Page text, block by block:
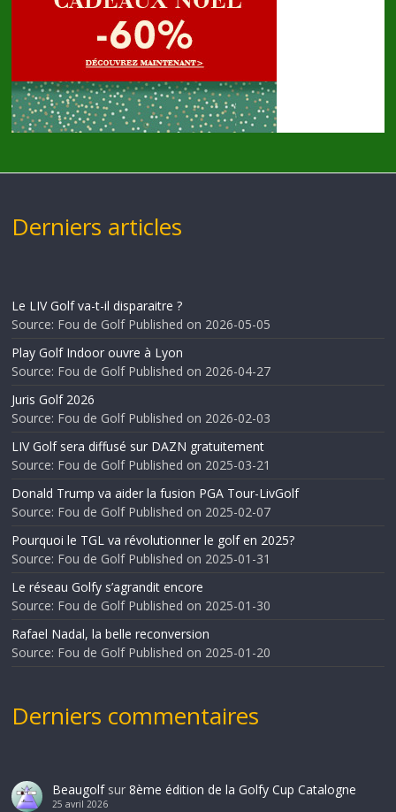
Derniers articles
Le LIV Golf va-t-il disparaitre ?
Source: Fou de Golf Published on 2026-05-05
Play Golf Indoor ouvre à Lyon
Source: Fou de Golf Published on 2026-04-27
Juris Golf 2026
Source: Fou de Golf Published on 2026-02-03
LIV Golf sera diffusé sur DAZN gratuitement
Source: Fou de Golf Published on 2025-03-21
Donald Trump va aider la fusion PGA Tour-LivGolf
Source: Fou de Golf Published on 2025-02-07
Pourquoi le TGL va révolutionner le golf en 2025?
Source: Fou de Golf Published on 2025-01-31
Le réseau Golfy s’agrandit encore
Source: Fou de Golf Published on 2025-01-30
Rafael Nadal, la belle reconversion
Source: Fou de Golf Published on 2025-01-20
Derniers commentaires
Beaugolfsur 8ème édition de la Golfy Cup Catalogne
25 avril 2026